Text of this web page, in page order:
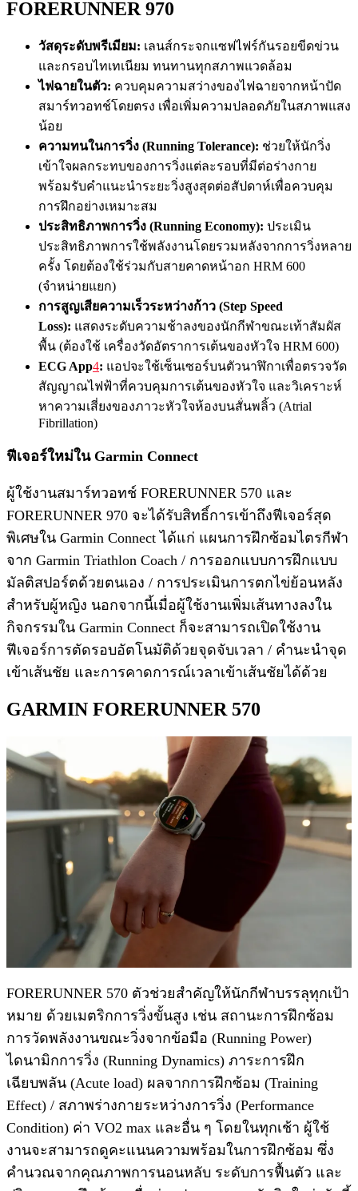
FORERUNNER 970
วัสดุระดับพรีเมียม: เลนส์กระจกแซฟไฟร์กันรอยขีดข่วน
และกรอบไทเทเนียม ทนทานทุกสภาพแวดล้อม
ไฟฉายในตัว: ควบคุมความสว่างของไฟฉายจากหน้าปัด
สมาร์ทวอทช์โดยตรง เพื่อเพิ่มความปลอดภัยในสภาพแสง
น้อย
ความทนในการวิ่ง (Running Tolerance): ช่วยให้นักวิ่ง
เข้าใจผลกระทบของการวิ่งแต่ละรอบที่มีต่อร่างกาย
พร้อมรับคำแนะนำระยะวิ่งสูงสุดต่อสัปดาห์เพื่อควบคุม
การฝึกอย่างเหมาะสม
ประสิทธิภาพการวิ่ง (Running Economy): ประเมิน
ประสิทธิภาพการใช้พลังงานโดยรวมหลังจากการวิ่งหลาย
ครั้ง โดยต้องใช้ร่วมกับสายคาดหน้าอก HRM 600
(จำหน่ายแยก)
การสูญเสียความเร็วระหว่างก้าว (Step Speed
Loss): แสดงระดับความช้าลงของนักกีฬาขณะเท้าสัมผัส
พื้น (ต้องใช้ เครื่องวัดอัตราการเต้นของหัวใจ HRM 600)
ECG App4: แอปจะใช้เซ็นเซอร์บนตัวนาฬิกาเพื่อตรวจวัด
สัญญาณไฟฟ้าที่ควบคุมการเต้นของหัวใจ และวิเคราะห์
หาความเสี่ยงของภาวะหัวใจห้องบนสั่นพลิ้ว (Atrial
Fibrillation)
ฟีเจอร์ใหม่ใน Garmin Connect
ผู้ใช้งานสมาร์ทวอทช์ FORERUNNER 570 และ
FORERUNNER 970 จะได้รับสิทธิ์การเข้าถึงฟีเจอร์สุด
พิเศษใน Garmin Connect ได้แก่ แผนการฝึกซ้อมไตรกีฬา
จาก Garmin Triathlon Coach / การออกแบบการฝึกแบบ
มัลติสปอร์ตด้วยตนเอง / การประเมินการตกไข่ย้อนหลัง
สำหรับผู้หญิง นอกจากนี้เมื่อผู้ใช้งานเพิ่มเส้นทางลงใน
กิจกรรมใน Garmin Connect ก็จะสามารถเปิดใช้งาน
ฟีเจอร์การตัดรอบอัตโนมัติด้วยจุดจับเวลา / คำนะนำจุด
เข้าเส้นชัย และการคาดการณ์เวลาเข้าเส้นชัยได้ด้วย
GARMIN FORERUNNER 570
FORERUNNER 570 ตัวช่วยสำคัญให้นักกีฬาบรรลุทุกเป้า
หมาย ด้วยเมตริกการวิ่งขั้นสูง เช่น สถานะการฝึกซ้อม
การวัดพลังงานขณะวิ่งจากข้อมือ (Running Power)
ไดนามิกการวิ่ง (Running Dynamics) ภาระการฝึก
เฉียบพลัน (Acute load) ผลจากการฝึกซ้อม (Training
Effect) / สภาพร่างกายระหว่างการวิ่ง (Performance
Condition) ค่า VO2 max และอื่น ๆ โดยในทุกเช้า ผู้ใช้
งานจะสามารถดูคะแนนความพร้อมในการฝึกซ้อม ซึ่ง
คำนวณจากคุณภาพการนอนหลับ ระดับการฟื้นตัว และ